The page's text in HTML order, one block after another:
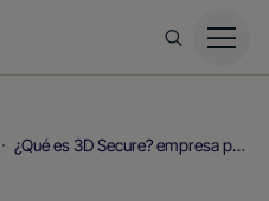
¿Qué es 3D Secure? empresa para empresa